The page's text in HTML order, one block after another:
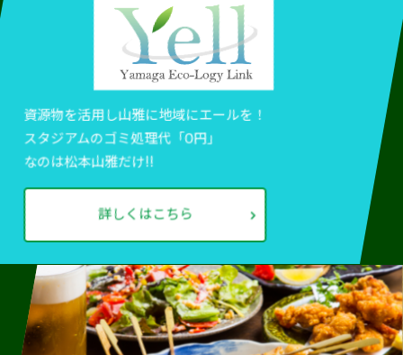
資源物を活用し山雅に地域にエールを！
スタジアムのゴミ処理代「0円」
なのは松本山雅だけ!!
詳しくはこちら